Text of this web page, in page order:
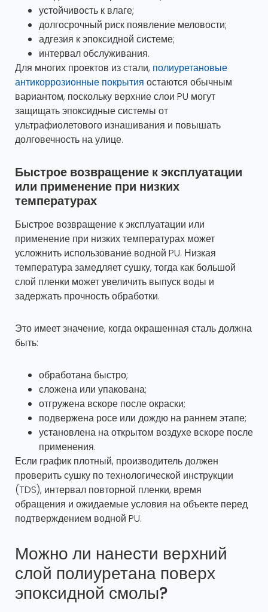
устойчивость к влаге;
долгосрочный риск появление меловости;
адгезия к эпоксидной системе;
интервал обслуживания.
Для многих проектов из стали, полиуретановые
антикоррозионные покрытия остаются обычным
вариантом, поскольку верхние слои PU могут
защищать эпоксидные системы от
ультрафиолетового изнашивания и повышать
долговечность на улице.
Быстрое возвращение к эксплуатации
или применение при низких
температурах
Быстрое возвращение к эксплуатации или
применение при низких температурах может
усложнить использование водной PU. Низкая
температура замедляет сушку, тогда как большой
слой пленки может увеличить выпуск воды и
задержать прочность обработки.
Это имеет значение, когда окрашенная сталь должна
быть:
обработана быстро;
сложена или упакована;
отгружена вскоре после окраски;
подвержена росе или дождю на раннем этапе;
установлена на открытом воздухе вскоре после
применения.
Если график плотный, производитель должен
проверить сушку по технологической инструкции
(TDS), интервал повторной пленки, время
обращения и ожидаемые условия на объекте перед
подтверждением водной PU.
Можно ли нанести верхний
слой полиуретана поверх
эпоксидной смолы?